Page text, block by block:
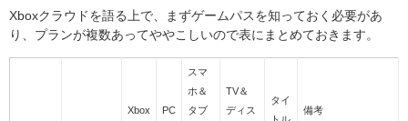
Xboxクラウドを語る上で、まずゲームパスを知っておく必要があ
り、プランが複数あってややこしいので表にまとめておきます。
Xbox PC
スマ
ホ＆
タブ
TV＆
ディス
タイ
備考